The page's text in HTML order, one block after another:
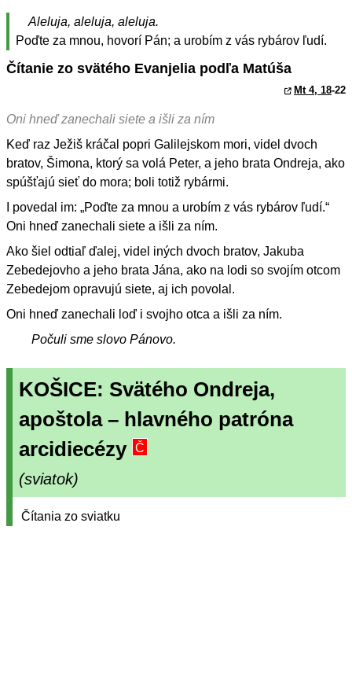
Aleluja, aleluja, aleluja.
Poďte za mnou, hovorí Pán; a urobím z vás rybárov ľudí.
Čítanie zo svätého Evanjelia podľa Matúša
Mt 4, 18-22
Oni hneď zanechali siete a išli za ním
Keď raz Ježiš kráčal popri Galilejskom mori, videl dvoch
bratov, Šimona, ktorý sa volá Peter, a jeho brata Ondreja, ako
spúšťajú sieť do mora; boli totiž rybármi.
I povedal im: „Poďte za mnou a urobím z vás rybárov ľudí.“
Oni hneď zanechali siete a išli za ním.
Ako šiel odtiaľ ďalej, videl iných dvoch bratov, Jakuba
Zebedejovho a jeho brata Jána, ako na lodi so svojím otcom
Zebedejom opravujú siete, aj ich povolal.
Oni hneď zanechali loď i svojho otca a išli za ním.
Počuli sme slovo Pánovo.
KOŠICE: Svätého Ondreja,
apoštola – hlavného patróna
arcidiecézy Č
(sviatok)
Čítania zo sviatku